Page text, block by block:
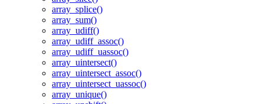
array_splice()
array_sum()
array_udiff()
array_udiff_assoc()
array_udiff_uassoc()
array_uintersect()
array_uintersect_assoc()
array_uintersect_uassoc()
array_unique()